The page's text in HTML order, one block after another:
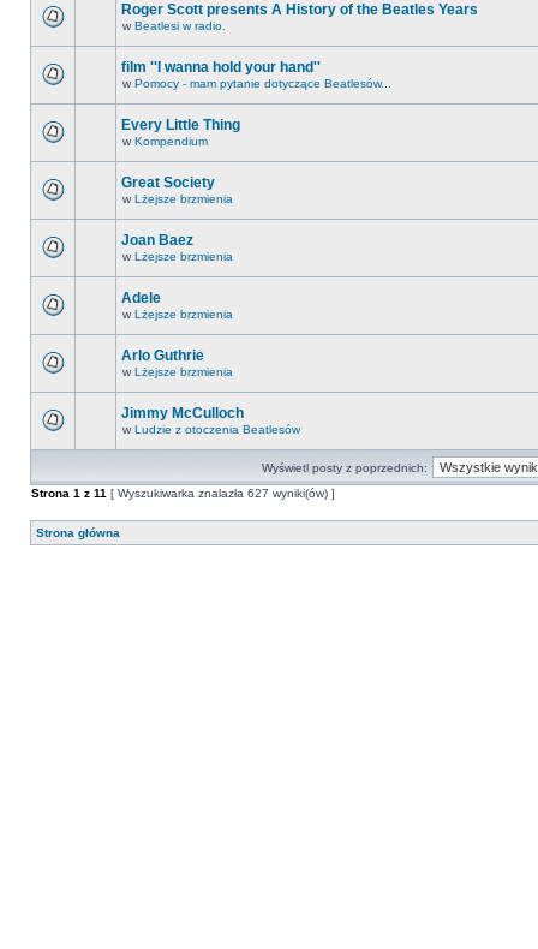
Roger Scott presents A History of the Beatles Years
w Beatlesi w radio.
film ''I wanna hold your hand''
w Pomocy - mam pytanie dotyczące Beatlesów...
Every Little Thing
w Kompendium
Great Society
w Lżejsze brzmienia
Joan Baez
w Lżejsze brzmienia
Adele
w Lżejsze brzmienia
Arlo Guthrie
w Lżejsze brzmienia
Jimmy McCulloch
w Ludzie z otoczenia Beatlesów
Wyświetl posty z poprzednich:
Strona 1 z 11 [ Wyszukiwarka znalazła 627 wyniki(ów) ]
Strona główna